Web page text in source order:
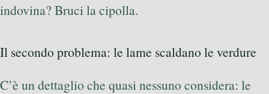
indovina? Bruci la cipolla.
Il secondo problema: le lame scaldano le verdure
C’è un dettaglio che quasi nessuno considera: le